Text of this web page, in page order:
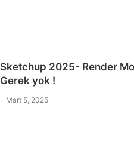
Sketchup 2025- Render
Gerek yok !
Mart 5, 2025